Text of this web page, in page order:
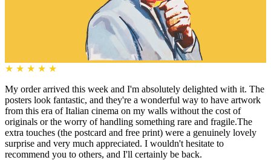
★ ★ ★ ★ ★
My order arrived this week and I'm absolutely delighted with it. The
posters look fantastic, and they're a wonderful way to have artwork
from this era of Italian cinema on my walls without the cost of
originals or the worry of handling something rare and fragile.The
extra touches (the postcard and free print) were a genuinely lovely
surprise and very much appreciated. I wouldn't hesitate to
recommend you to others, and I'll certainly be back.